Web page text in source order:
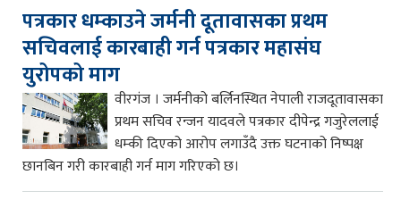
पत्रकार धम्काउने जर्मनी दूतावासका प्रथम
सचिवलाई कारबाही गर्न पत्रकार महासंघ
युरोपको माग
वीरगंज । जर्मनीको बर्लिनस्थित नेपाली राजदूतावासका
प्रथम सचिव रन्जन यादवले पत्रकार दीपेन्द्र गजुरेललाई
धम्की दिएको आरोप लगाउँदै उक्त घटनाको निष्पक्ष
छानबिन गरी कारबाही गर्न माग गरिएको छ।